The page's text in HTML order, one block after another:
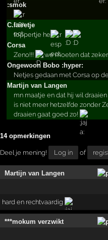
:smok
C.lairetje
toppertje he
Corsa
Zeno!!!
we moeten dat
Ongewoon Bobo :hyper:
Netjes gedaan met Corsa op
Martijn van Langen
mn maatje en dat hij wil
is niet meer hetzelfde zonder
draaien gaat goed zo!
14 opmerkingen
Deel je mening! Log in of
Martijn van Langen
hard en rechtvaardig
***mokum verzwikt